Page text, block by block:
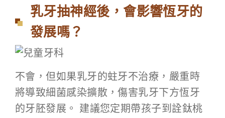
乳牙抽神經後，會影響恆牙的
發展嗎？
不會，但如果乳牙的蛀牙不治療，嚴重時
將導致細菌感染擴散，傷害乳牙下方恆牙
的牙胚發展。 建議您定期帶孩子到詮鈦桃